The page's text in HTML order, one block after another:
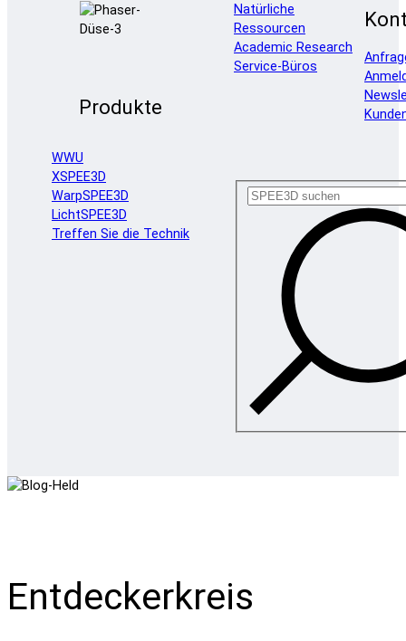
Produkte
WWU
XSPEE3D
WarpSPEE3D
LichtSPEE3D
Treffen Sie die Technik
Natürliche
Ressourcen
Academic Research
Service-Büros
Entdeckerkreis